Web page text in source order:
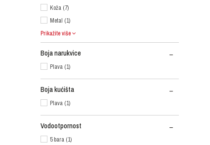
Koža (7)
Metal (1)
Prikažite više
Boja narukvice
Plava (1)
Boja kućišta
Plava (1)
Vodootpornost
5 bara (1)